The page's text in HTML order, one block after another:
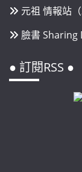
元祖 情報站
臉書
● 訂閱RSS ●